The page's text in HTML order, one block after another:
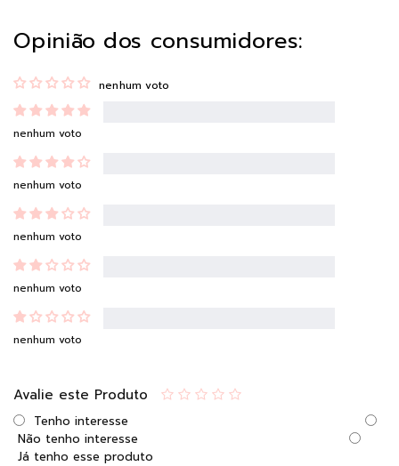
Opinião dos consumidores:
nenhum voto
nenhum voto
nenhum voto
nenhum voto
nenhum voto
nenhum voto
Avalie este Produto
Tenho interesse
Não tenho interesse
Já tenho esse produto